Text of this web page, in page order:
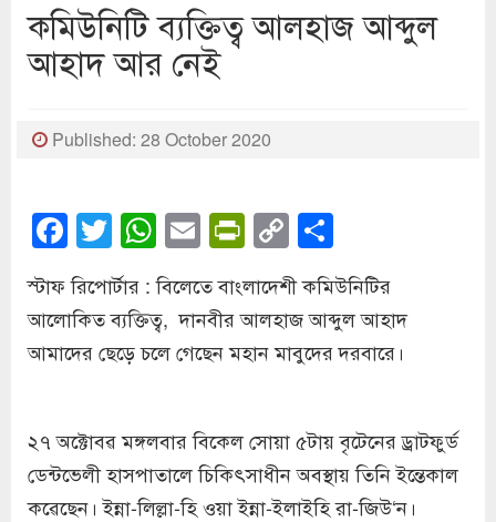
কমিউনিটি ব্যক্তিত্ব আলহাজ আব্দুল
আহাদ আর নেই
Published: 28 October 2020
Facebook
Twitter
WhatsApp
EmailPrintFriendly
Copy
Link
স্টাফ রিপোর্টার : বিলেতে বাংলাদেশী কমিউনিটির
আলোকিত ব্যক্তিত্ব, দানবীর আলহাজ আব্দুল আহাদ
আমাদের ছেড়ে চলে গেছেন মহান মাবুদের দরবারে।
২৭ অক্টোবৱ মঙ্গলবার বিকেল সোয়া ৫টায় বৃটেনের ড্রাটফুর্ড
ডেন্টভেলী হাসপাতালে চিকিৎসাধীন অবস্থায় তিনি ইন্তেকাল
কৱেছেন। ইন্না-লিল্লা-হি ওয়া ইন্না-ইলাইহি রা-জিউ‘ন।